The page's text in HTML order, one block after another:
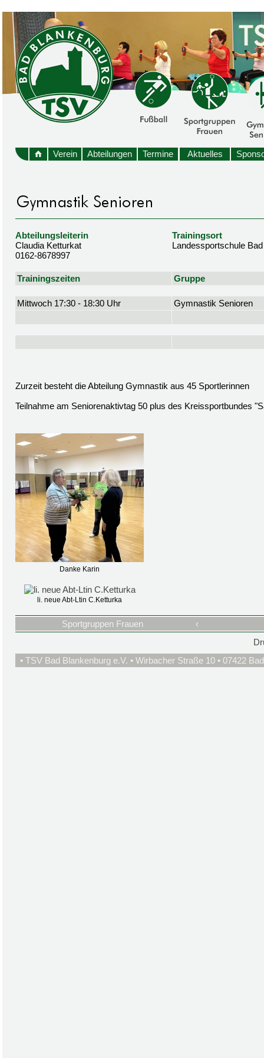
Verein Abteilungen Termine Aktuelles
Abteilungsleiterin
Claudia Ketturkat
0162-8678997
Trainingsort
Landessportschule
Trainingszeiten Gruppe
Mittwoch 17:30 - 18:30 Uhr Gymnastik Senioren
Zurzeit besteht die Abteilung Gymnastik aus 45 Sportlerinnen
Teilnahme am Seniorenaktivtag 50 plus des Kreissportbundes
Danke Karin
li. neue Abt-Ltin C.Ketturka
Sportgruppen Frauen
‹
• TSV Bad Blankenburg e.V. • Wirbacher Straße 10 • 07422